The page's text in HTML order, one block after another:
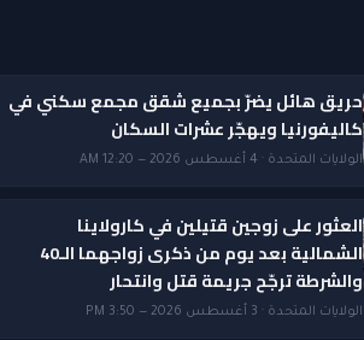
حريق هائل يضرّ بجميع شقق مجمع سكني في
كاليفورنيا ويهجّر عشرات السكان
الولايات المتحدة · 4 أغسطس 2026 — 12:20 AM
العثور على زوجين قتيلين في كارولاينا
الشمالية بعد يوم من ذكرى زواجهما الـ40
والشرطة ترجّح جريمة قتل وانتحار
الولايات المتحدة · 3 أغسطس 2026 — 3:50 PM